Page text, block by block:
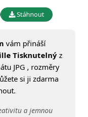
Stáhnout
vám přináší
Tisknutelnýz
JPG , rozměry
si ji zdarma
a jemnou